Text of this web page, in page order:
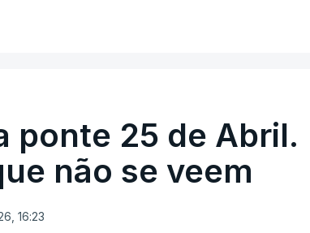
ponte 25 de Abril.
não se veem
16:23